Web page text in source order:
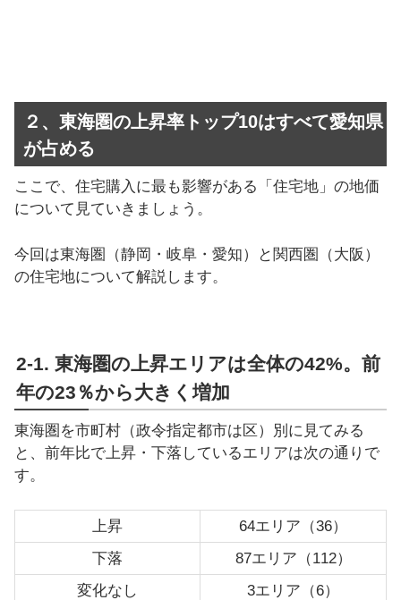
２、東海圏の上昇率トップ10はすべて愛知県
が占める
ここで、住宅購入に最も影響がある「住宅地」の地価
について見ていきましょう。
今回は東海圏（静岡・岐阜・愛知）と関西圏（大阪）
の住宅地について解説します。
2-1. 東海圏の上昇エリアは全体の42%。前
年の23％から大きく増加
東海圏を市町村（政令指定都市は区）別に見てみる
と、前年比で上昇・下落しているエリアは次の通りで
す。
上昇
64エリア（36）
下落
87エリア（112）
変化なし
3エリア（6）